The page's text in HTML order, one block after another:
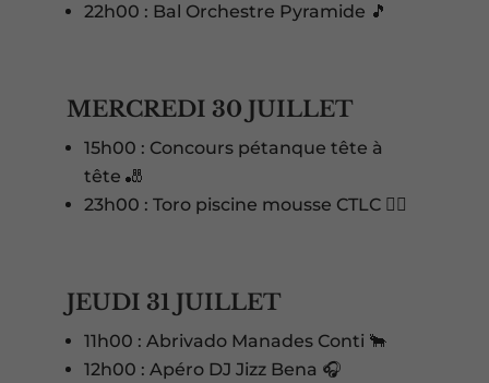
22h00 : Bal Orchestre Pyramide 🎵
MERCREDI 30 JUILLET
15h00 : Concours pétanque tête à
tête 🎳
23h00 : Toro piscine mousse CTLC 🏊‍♂️
JEUDI 31 JUILLET
11h00 : Abrivado Manades Conti 🐂
12h00 : Apéro DJ Jizz Bena 🎧